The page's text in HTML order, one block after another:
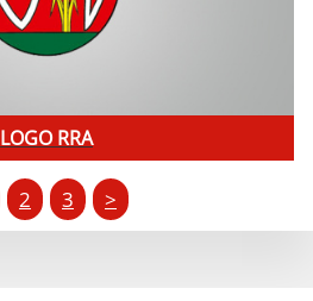
LOGO RRA
2 3 >